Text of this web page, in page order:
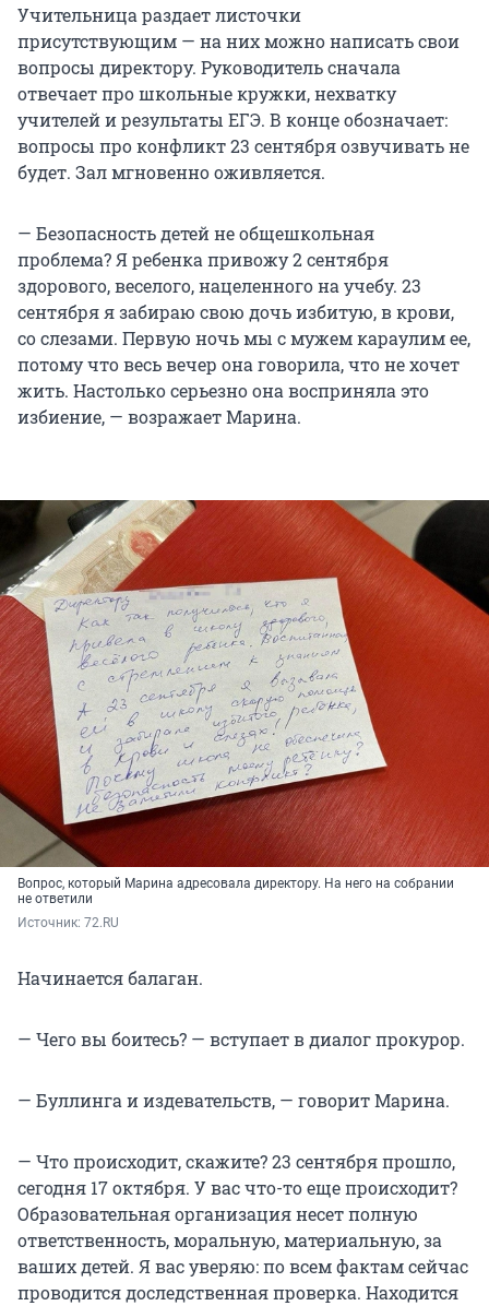
Учительница раздает листочки
присутствующим — на них можно написать свои
вопросы директору. Руководитель сначала
отвечает про школьные кружки, нехватку
учителей и результаты ЕГЭ. В конце обозначает:
вопросы про конфликт 23 сентября озвучивать не
будет. Зал мгновенно оживляется.
— Безопасность детей не общешкольная
проблема? Я ребенка привожу 2 сентября
здорового, веселого, нацеленного на учебу. 23
сентября я забираю свою дочь избитую, в крови,
со слезами. Первую ночь мы с мужем караулим ее,
потому что весь вечер она говорила, что не хочет
жить. Настолько серьезно она восприняла это
избиение, — возражает Марина.
Вопрос, который Марина адресовала директору. На него на собрании
не ответили
Источник: 72.RU
Начинается балаган.
— Чего вы боитесь? — вступает в диалог прокурор.
— Буллинга и издевательств, — говорит Марина.
— Что происходит, скажите? 23 сентября прошло,
сегодня 17 октября. У вас что-то еще происходит?
Образовательная организация несет полную
ответственность, моральную, материальную, за
ваших детей. Я вас уверяю: по всем фактам сейчас
проводится доследственная проверка. Находится